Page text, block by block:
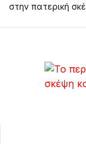
στην πατερική